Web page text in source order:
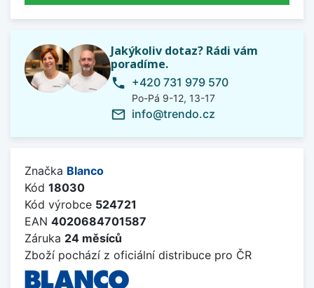
Jakýkoliv dotaz? Rádi vám
poradíme.
phone +420 731 979 570
Po-Pá 9-12, 13-17
mail_outline info@trendo.cz
Značka Blanco
Kód 18030
Kód výrobce 524721
EAN 4020684701587
Záruka 24 měsíců
Zboží pochází z oficiální distribuce pro ČR